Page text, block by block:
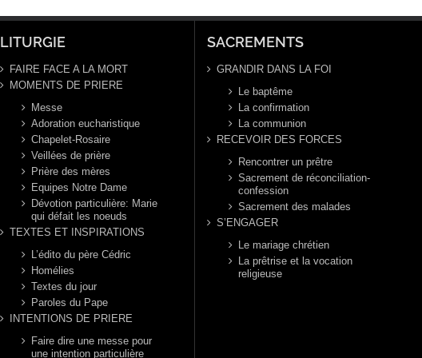
LITURGIE
FAIRE FACE A LA MORT
MOMENTS DE PRIERE
Messe
Adoration eucharistique
Chapelet-Rosaire
Veillées de prière
Prière des mères
Equipes Notre Dame
Dévotion particulière: Marie
qui défait les noeuds
TEXTES ET INSPIRATIONS
L’édito du père Cédric
Homélies
Textes du jour
Paroles du Pape
INTENTIONS DE PRIERE
Faire dire une messe pour
une intention particulière
SACREMENTS
GRANDIR DANS LA FOI
Le baptême
La confirmation
La communion
RECEVOIR DES FORCES
Rencontrer un prêtre
Sacrement de réconciliation-
confession
Sacrement des malades
S’ENGAGER
Le mariage chrétien
La prêtrise et la vocation
religieuse